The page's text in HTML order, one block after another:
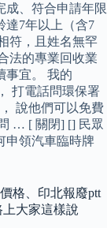
成、符合申請年限
達7年以上（含7
符，且姓名無罕
法的專業回收業
事宜。 我的
打電話問環保署
說他們可以免費
… [ 關閉] [] 民眾
申領汽車臨時牌
格、印北報廢ptt
上大家這樣說